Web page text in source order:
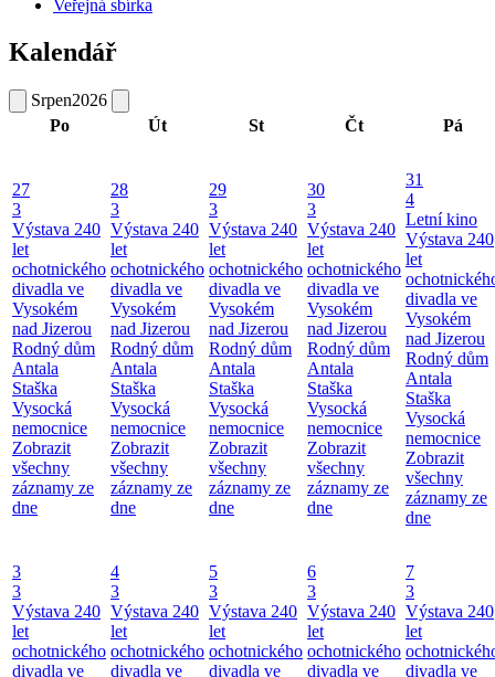
Veřejná sbírka
Kalendář
Srpen2026
Po
Út St Čt Pá
27
3
Výstava 240
let
ochotnického
divadla ve
Vysokém
nad Jizerou
Rodný dům
Antala
Staška
Vysocká
nemocnice
Zobrazit
všechny
záznamy ze
dne
28
3
Výstava 240
let
ochotnického
divadla ve
Vysokém
nad Jizerou
Rodný dům
Antala
Staška
Vysocká
nemocnice
Zobrazit
všechny
záznamy ze
dne
29
3
Výstava 240
let
ochotnického
divadla ve
Vysokém
nad Jizerou
Rodný dům
Antala
Staška
Vysocká
nemocnice
Zobrazit
všechny
záznamy ze
dne
30
3
Výstava 240
let
ochotnického
divadla ve
Vysokém
nad Jizerou
Rodný dům
Antala
Staška
Vysocká
nemocnice
Zobrazit
všechny
záznamy ze
dne
31
4
Letní kino
Výstava 240
let
divadla ve
Vysokém
nad Jizerou
Rodný dům
Antala
Staška
Vysocká
nemocnice
Zobrazit
všechny
záznamy ze
dne
3
3
Výstava 240
let
ochotnického
divadla ve
4
3
Výstava 240
let
ochotnického
divadla ve
5
3
Výstava 240
let
ochotnického
divadla ve
6
3
Výstava 240
let
ochotnického
divadla ve
7
3
Výstava 240
let
divadla ve